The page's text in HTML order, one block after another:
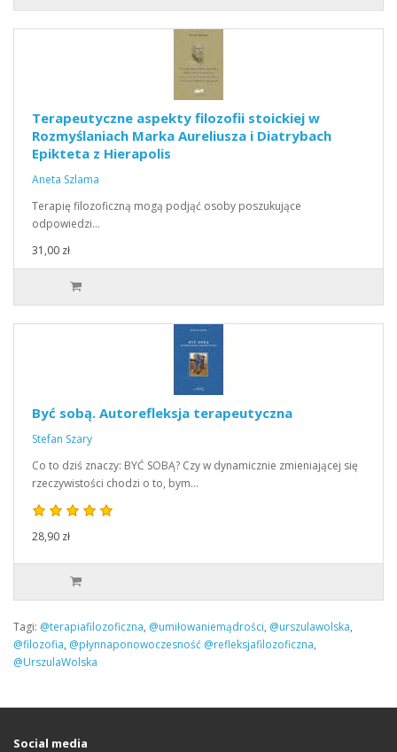
Terapeutyczne aspekty filozofii stoickiej w
Rozmyślaniach Marka Aureliusza i Diatrybach
Epikteta z Hierapolis
Aneta Szlama
Terapię filozoficzną mogą podjąć osoby poszukujące
odpowiedzi…
31,00 zł
Być sobą. Autorefleksja terapeutyczna
Stefan Szary
Co to dziś znaczy: BYĆ SOBĄ? Czy w dynamicznie zmieniającej się
rzeczywistości chodzi o to, bym…
28,90 zł
Tagi: @terapiafilozoficzna, @umiłowaniemądrości, @urszulawolska,
@filozofia, @płynnaponowoczesność @refleksjafilozoficzna,
@UrszulaWolska
Social media